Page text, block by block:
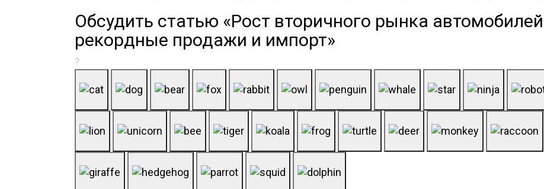
Обсудить статью «Рост вторичного рынка
рекордные продажи и импорт»
?